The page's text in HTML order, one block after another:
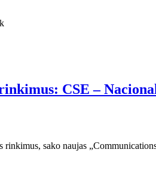
CSE –
sako naujas